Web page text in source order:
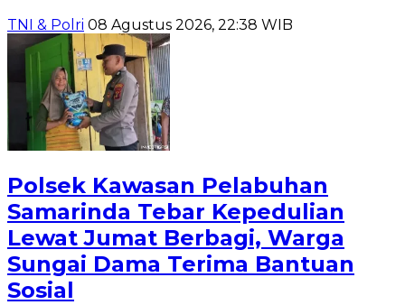
TNI & Polri 08 Agustus 2026, 22:38 WIB
Polsek Kawasan Pelabuhan
Samarinda Tebar Kepedulian
Lewat Jumat Berbagi, Warga
Sungai Dama Terima Bantuan
Sosial